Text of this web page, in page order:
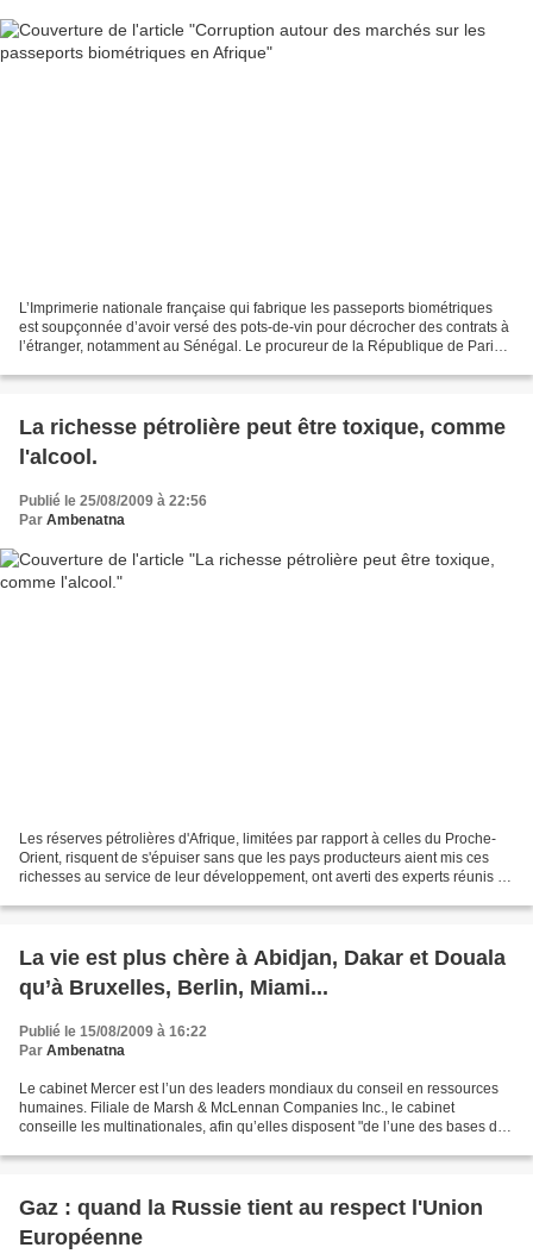
L’Imprimerie nationale française qui fabrique les passeports biométriques
est soupçonnée d’avoir versé des pots-de-vin pour décrocher des contrats à
l’étranger, notamment au Sénégal. Le procureur de la République de Paris a
La richesse pétrolière peut être toxique, comme
l'alcool.
Publié le 25/08/2009 à 22:56
Par Ambenatna
Les réserves pétrolières d'Afrique, limitées par rapport à celles du Proche-
Orient, risquent de s'épuiser sans que les pays producteurs aient mis ces
richesses au service de leur développement, ont averti des experts réunis à
La vie est plus chère à Abidjan, Dakar et Douala
qu’à Bruxelles, Berlin, Miami...
Publié le 15/08/2009 à 16:22
Par Ambenatna
Le cabinet Mercer est l’un des leaders mondiaux du conseil en ressources
humaines. Filiale de Marsh & McLennan Companies Inc., le cabinet
conseille les multinationales, afin qu’elles disposent "de l’une des bases de
Gaz : quand la Russie tient au respect l'Union
Européenne